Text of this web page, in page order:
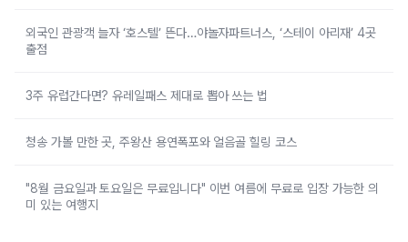
외국인 관광객 늘자 ‘호스텔’ 뜬다…야놀자파트너스, ‘스테이 아리재’ 4곳
출점
3주 유럽간다면? 유레일패스 제대로 뽑아 쓰는 법
청송 가볼 만한 곳, 주왕산 용연폭포와 얼음골 힐링 코스
"8월 금요일과 토요일은 무료입니다" 이번 여름에 무료로 입장 가능한 의
미 있는 여행지